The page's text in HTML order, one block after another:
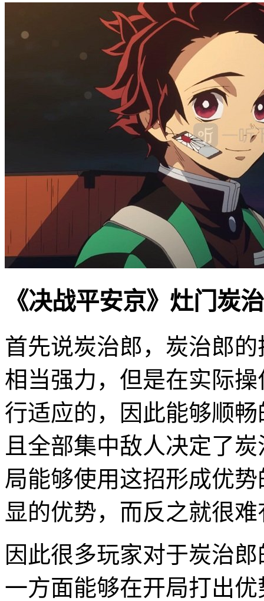
《决战平安京》灶门炭
首先说炭治郎，炭治郎
相当强力，但是在实际
行适应的，因此能够顺
且全部集中敌人决定了
局能够使用这招形成优
显的优势，而反之就很
因此很多玩家对于炭治
一方面能够在开局打出